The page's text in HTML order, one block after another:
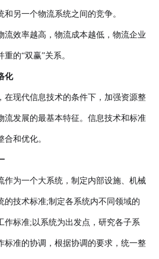
另一个物流系统之间的竞争。
流效率越高，物流成本越低，物流企业
的“双赢”关系。
化
在现代信息技术的条件下，加强资源整
流发展的最基本特征。信息技术和标准
和优化。
作为一个大系统，制定内部设施、机械
的技术标准;制定各系统内不同领域的
作标准;以系统为出发点，研究各子系
标准的协调，根据协调的要求，统一整